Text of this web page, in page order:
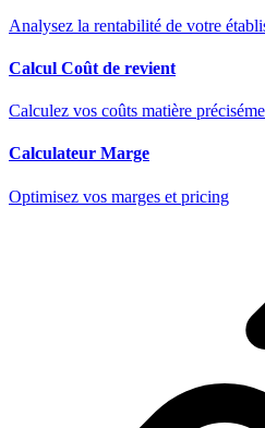
Analysez la rentabilité de votre
Calcul Coût de revient
Calculez vos coûts matière
Calculateur Marge
Optimisez vos marges et pricing